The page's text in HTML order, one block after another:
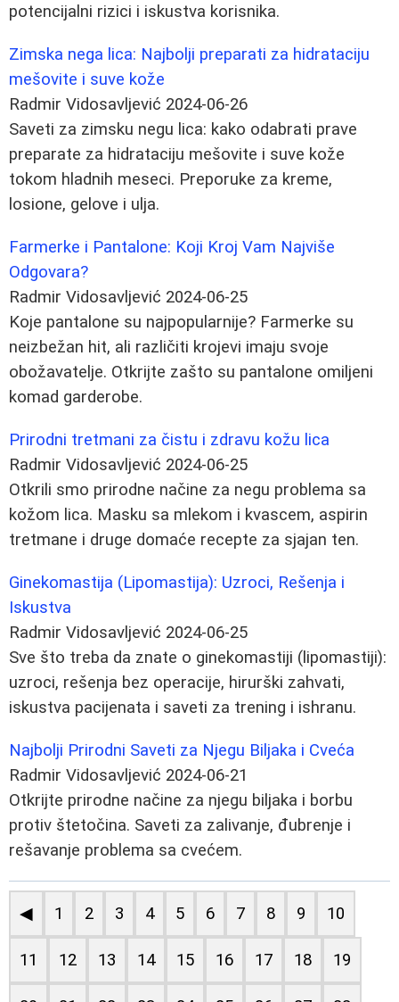
potencijalni rizici i iskustva korisnika.
Zimska nega lica: Najbolji preparati za hidrataciju
mešovite i suve kože
Radmir Vidosavljević 2024-06-26
Saveti za zimsku negu lica: kako odabrati prave
preparate za hidrataciju mešovite i suve kože
tokom hladnih meseci. Preporuke za kreme,
losione, gelove i ulja.
Farmerke i Pantalone: Koji Kroj Vam Najviše
Odgovara?
Radmir Vidosavljević 2024-06-25
Koje pantalone su najpopularnije? Farmerke su
neizbežan hit, ali različiti krojevi imaju svoje
obožavatelje. Otkrijte zašto su pantalone omiljeni
komad garderobe.
Prirodni tretmani za čistu i zdravu kožu lica
Radmir Vidosavljević 2024-06-25
Otkrili smo prirodne načine za negu problema sa
kožom lica. Masku sa mlekom i kvascem, aspirin
tretmane i druge domaće recepte za sjajan ten.
Ginekomastija (Lipomastija): Uzroci, Rešenja i
Iskustva
Radmir Vidosavljević 2024-06-25
Sve što treba da znate o ginekomastiji (lipomastiji):
uzroci, rešenja bez operacije, hirurški zahvati,
iskustva pacijenata i saveti za trening i ishranu.
Najbolji Prirodni Saveti za Njegu Biljaka i Cveća
Radmir Vidosavljević 2024-06-21
Otkrijte prirodne načine za njegu biljaka i borbu
protiv štetočina. Saveti za zalivanje, đubrenje i
rešavanje problema sa cvećem.
◀ 1 2 3 4 5 6 7 8 9 10
11 12 13 14 15 16 17 18 19